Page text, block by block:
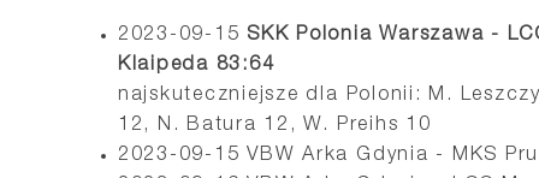
2023-09-15 SKK Polonia Warszawa -
Klaipeda 83:64
najskuteczniejsze dla Polonii: M.
12, N. Batura 12, W. Preihs 10
2023-09-15 VBW Arka Gdynia - MKS